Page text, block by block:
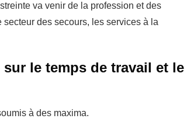
va venir de la profession et des
des secours, les services à la
sur le temps de travail et le
à des maxima.